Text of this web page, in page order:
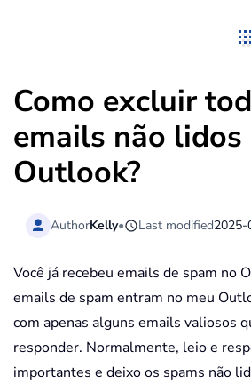
Como excluir
emails não lidos
Outlook?
AuthorKelly• Last modified
Você já recebeu emails de spam no
emails de spam entram no meu
com apenas alguns emails valiosos
responder. Normalmente, leio e
importantes e deixo os spams não